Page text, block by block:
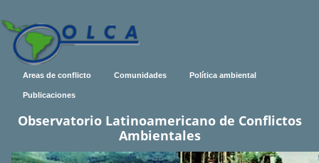
Areas de conflicto Comunidades Política ambiental
Publicaciones
Observatorio Latinoamericano de Conflictos
Ambientales